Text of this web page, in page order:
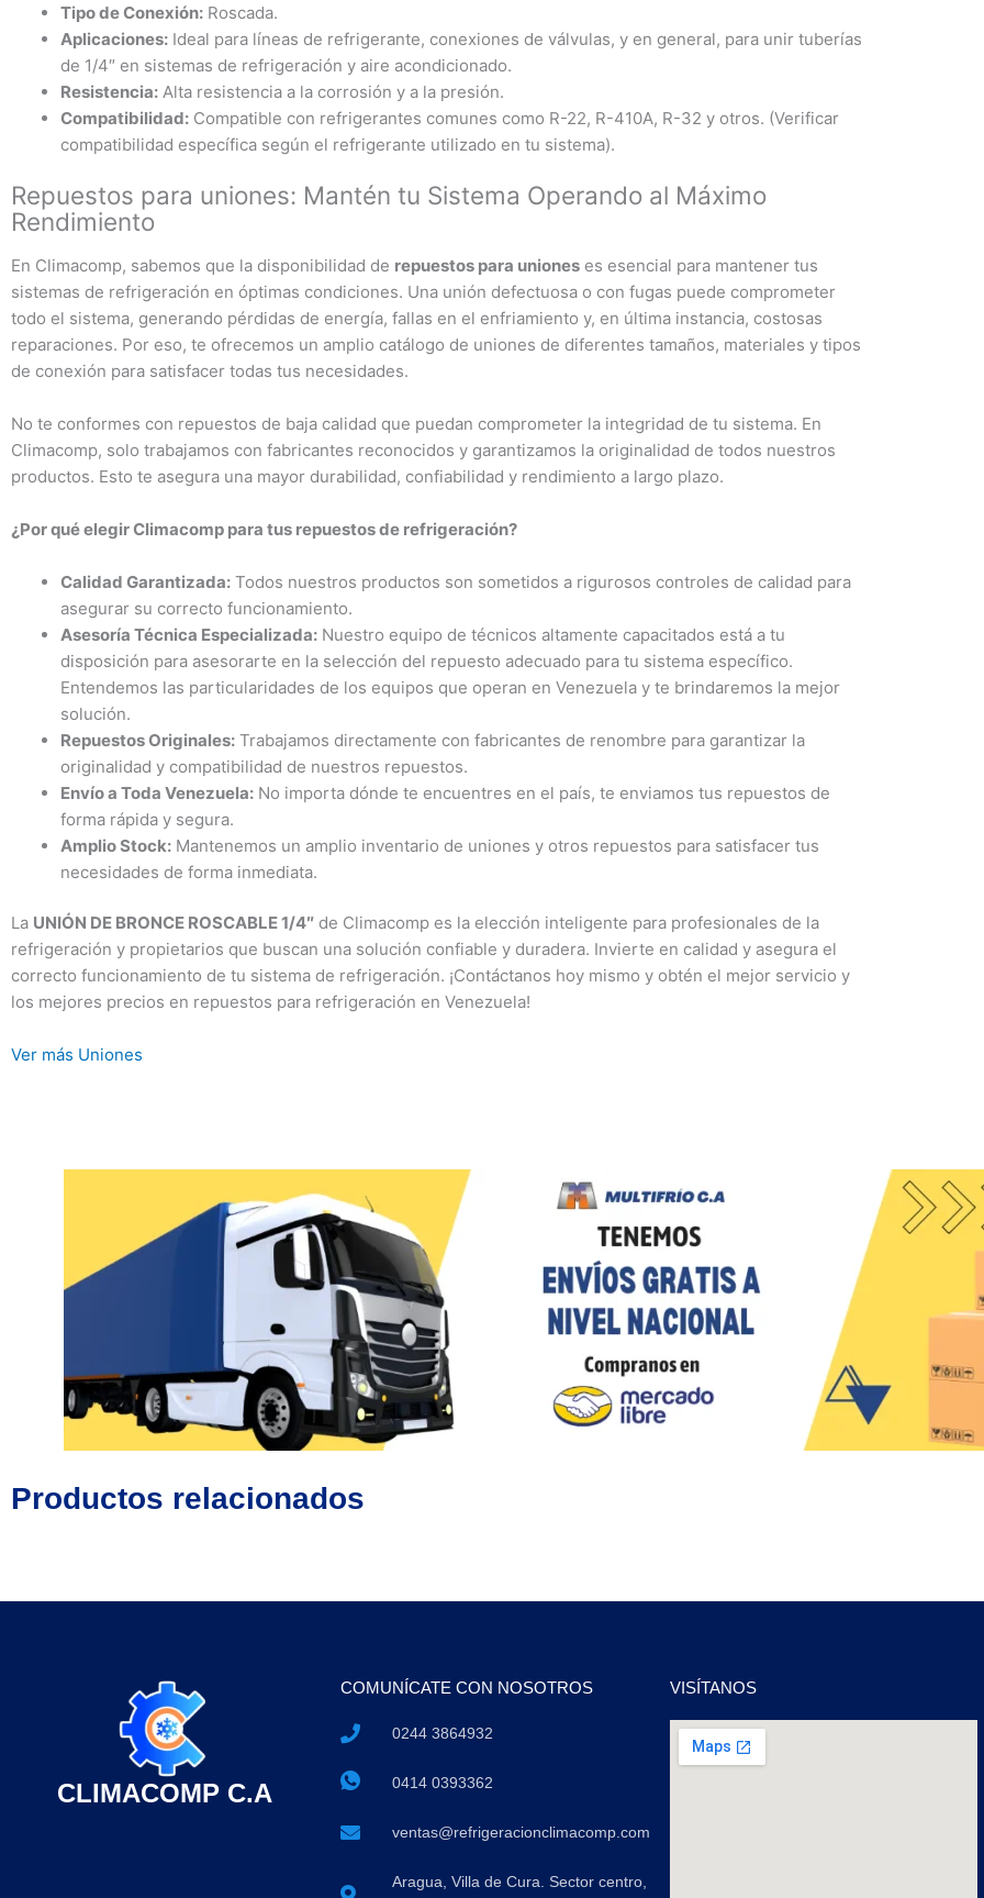
Tipo de Conexión: Roscada.
Aplicaciones: Ideal para líneas de refrigerante, conexiones de válvulas, y en general, para unir tuberías
de 1/4″ en sistemas de refrigeración y aire acondicionado.
Resistencia: Alta resistencia a la corrosión y a la presión.
Compatibilidad: Compatible con refrigerantes comunes como R-22, R-410A, R-32 y otros. (Verificar
compatibilidad específica según el refrigerante utilizado en tu sistema).
Repuestos para uniones: Mantén tu Sistema Operando al Máximo
Rendimiento
En Climacomp, sabemos que la disponibilidad de repuestos para uniones es esencial para mantener tus
sistemas de refrigeración en óptimas condiciones. Una unión defectuosa o con fugas puede comprometer
todo el sistema, generando pérdidas de energía, fallas en el enfriamiento y, en última instancia, costosas
reparaciones. Por eso, te ofrecemos un amplio catálogo de uniones de diferentes tamaños, materiales y tipos
de conexión para satisfacer todas tus necesidades.
No te conformes con repuestos de baja calidad que puedan comprometer la integridad de tu sistema. En
Climacomp, solo trabajamos con fabricantes reconocidos y garantizamos la originalidad de todos nuestros
productos. Esto te asegura una mayor durabilidad, confiabilidad y rendimiento a largo plazo.
¿Por qué elegir Climacomp para tus repuestos de refrigeración?
Calidad Garantizada: Todos nuestros productos son sometidos a rigurosos controles de calidad para
asegurar su correcto funcionamiento.
Asesoría Técnica Especializada: Nuestro equipo de técnicos altamente capacitados está a tu
disposición para asesorarte en la selección del repuesto adecuado para tu sistema específico.
Entendemos las particularidades de los equipos que operan en Venezuela y te brindaremos la mejor
solución.
Repuestos Originales: Trabajamos directamente con fabricantes de renombre para garantizar la
originalidad y compatibilidad de nuestros repuestos.
Envío a Toda Venezuela: No importa dónde te encuentres en el país, te enviamos tus repuestos de
forma rápida y segura.
Amplio Stock: Mantenemos un amplio inventario de uniones y otros repuestos para satisfacer tus
necesidades de forma inmediata.
La UNIÓN DE BRONCE ROSCABLE 1/4″ de Climacomp es la elección inteligente para profesionales de la
refrigeración y propietarios que buscan una solución confiable y duradera. Invierte en calidad y asegura el
correcto funcionamiento de tu sistema de refrigeración. ¡Contáctanos hoy mismo y obtén el mejor servicio y
los mejores precios en repuestos para refrigeración en Venezuela!
Ver más Uniones
Productos relacionados
CLIMACOMP C.A
COMUNÍCATE CON NOSOTROS
0244 3864932
0414 0393362
ventas@refrigeracionclimacomp.com
Aragua, Villa de Cura. Sector centro,
VISÍTANOS